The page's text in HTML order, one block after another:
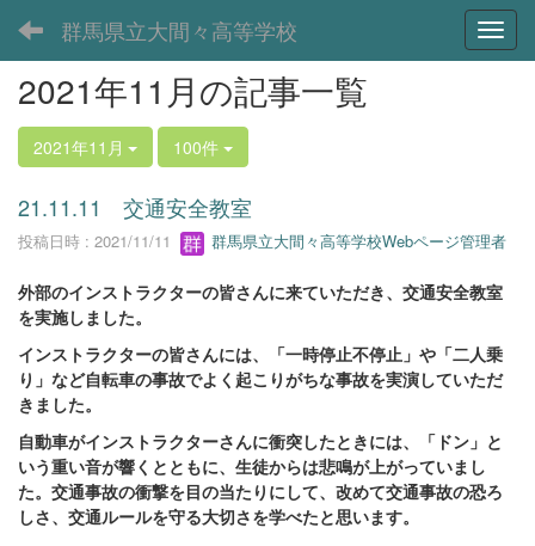
群馬県立大間々高等学校
2021年11月の記事一覧
2021年11月 100件
21.11.11 交通安全教室
投稿日時 : 2021/11/11 群馬県立大間々高等学校Webページ管理者
外部のインストラクターの皆さんに来ていただき、交通安全教室
を実施しました。
インストラクターの皆さんには、「一時停止不停止」や「二人乗
り」など自転車の事故でよく起こりがちな事故を実演していただ
きました。
自動車がインストラクターさんに衝突したときには、「ドン」と
いう重い音が響くとともに、生徒からは悲鳴が上がっていまし
た。交通事故の衝撃を目の当たりにして、改めて交通事故の恐ろ
しさ、交通ルールを守る大切さを学べたと思います。